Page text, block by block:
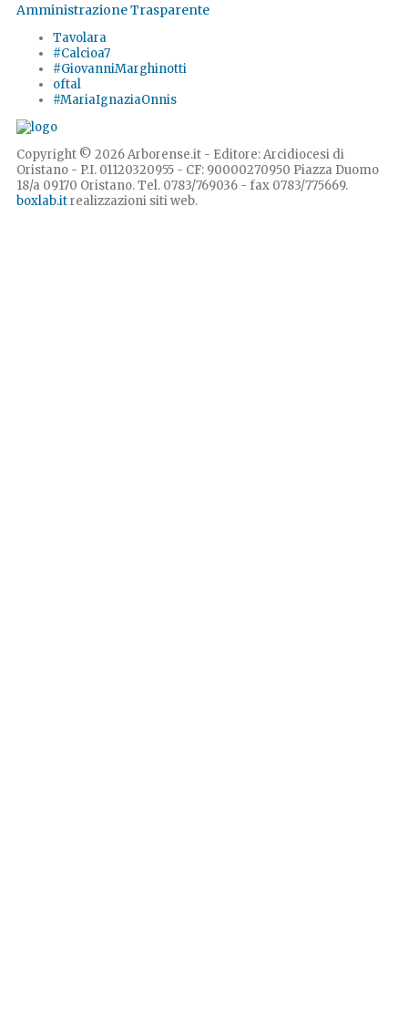
Amministrazione Trasparente
Tavolara
#Calcioa7
#GiovanniMarghinotti
oftal
#MariaIgnaziaOnnis
Copyright © 2026 Arborense.it - Editore: Arcidiocesi di
Oristano - P.I. 01120320955 - CF: 90000270950 Piazza Duomo
18/a 09170 Oristano. Tel. 0783/769036 - fax 0783/775669.
boxlab.itrealizzazioni siti web.